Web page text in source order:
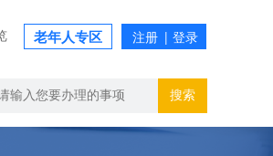
老年人专区
搜索